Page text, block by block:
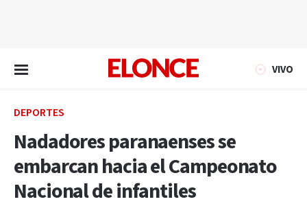
VIVO
DEPORTES
Nadadores paranaenses se
embarcan hacia el Campeonato
Nacional de infantiles